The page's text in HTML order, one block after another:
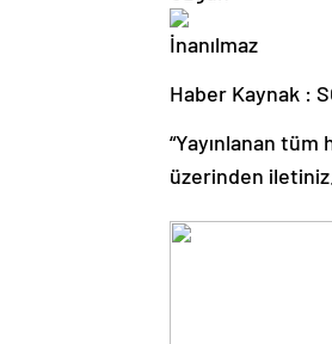
Haber Kaynak :
“Yayınlanan
üzerinden